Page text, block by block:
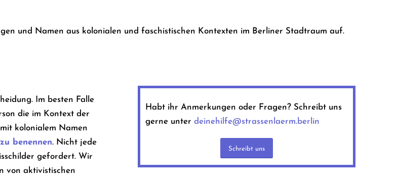
und Namen aus kolonialen und faschistischen Kontexten im Berliner Stadtraum auf.
Im besten Falle
die im Kontext der
kolonialem Namen
benennen. Nicht jede
gefordert. Wir
von aktivistischen
Habt ihr Anmerkungen oder Fragen? Schreibt uns
gerne unterdeinehilfe@strassenlaerm.berlin
Schreibt uns